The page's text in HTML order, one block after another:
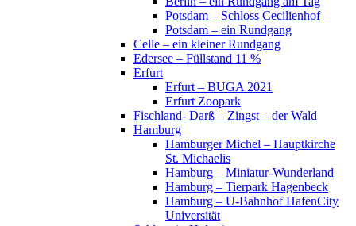
Potsdam – Schloss Cecilienhof
Potsdam – ein Rundgang
Celle – ein kleiner Rundgang
Edersee – Füllstand 11 %
Erfurt
Erfurt – BUGA 2021
Erfurt Zoopark
Fischland- Darß – Zingst – der Wald
Hamburg
Hamburger Michel – Hauptkirche
St. Michaelis
Hamburg – Miniatur-Wunderland
Hamburg – Tierpark Hagenbeck
Hamburg – U-Bahnhof HafenCity
Universität